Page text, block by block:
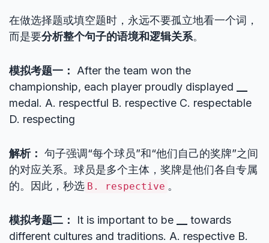
在做选择题或填空题时，永远不要孤立地看一个词，
而是要分析整个句子的语境和逻辑关系。
模拟考题一：
After the team won the
championship, each player proudly displayed
medal. A. respectful B. respective C. respectable
D. respecting
解析： 句子强调“每个球员”和“他们自己的奖牌”之间
的对应关系。球员是多个主体，奖牌是他们各自专属
的。因此，秒选 B. respective 。
模拟考题二： It is important to be
towards
different cultures and traditions. A. respective B.